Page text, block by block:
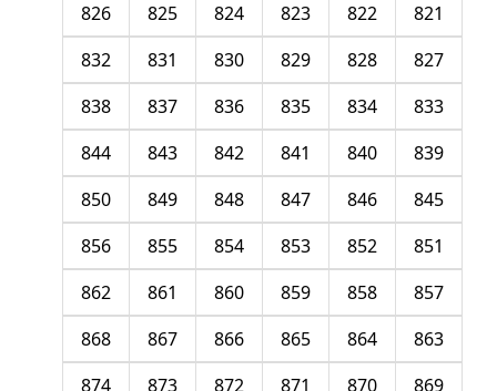
821
822
823
824
825
826
827
828
829
830
831
832
833
834
835
836
837
838
839
840
841
842
843
844
845
846
847
848
849
850
851
852
853
854
855
856
857
858
859
860
861
862
863
864
865
866
867
868
869
870
871
872
873
874